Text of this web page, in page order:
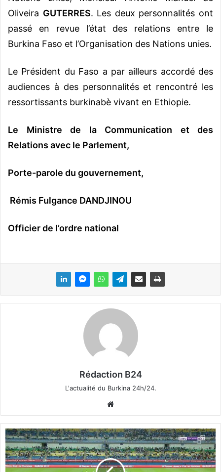
Oliveira GUTERRES. Les deux personnalités ont
passé en revue l’état des relations entre le
Burkina Faso et l’Organisation des Nations unies.
Le Président du Faso a par ailleurs accordé des
audiences à des personnalités et rencontré les
ressortissants burkinabè vivant en Ethiopie.
Le Ministre de la Communication et des
Relations avec le Parlement,
Porte-parole du gouvernement,
Rémis Fulgance DANDJINOU
Officier de l’ordre national
Rédaction B24
L'actualité du Burkina 24h/24.
bsi
te
B
u
r
k